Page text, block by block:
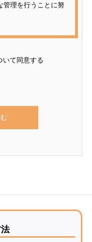
管理を行うことに努
当社のサービスに
れ以外の目的で利
だく際に予め目的
せん。
らの開示要求がある
いて同意する